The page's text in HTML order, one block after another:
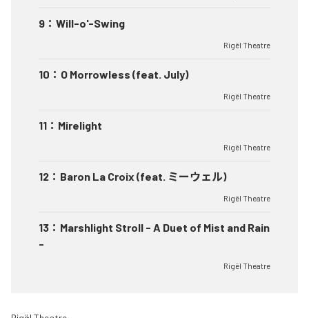
9 ： Will-o'-Swing
Rigël Theatre
10 ： O Morrowless (feat. July)
Rigël Theatre
11 ： Mirelight
Rigël Theatre
12 ： Baron La Croix (feat. ミーウェル)
Rigël Theatre
13 ： Marshlight Stroll - A Duet of Mist and Rain
-
Rigël Theatre